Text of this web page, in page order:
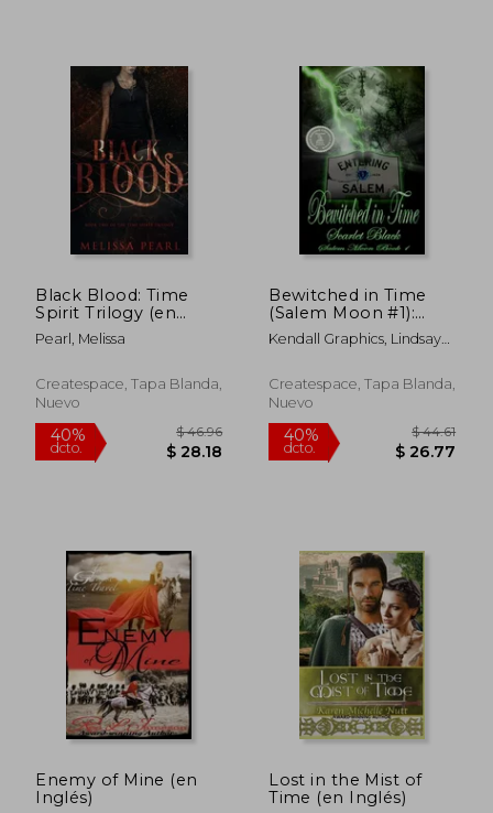
40%
dcto.
40%
dcto.
45%
dcto. $ 50.23
45%
dcto.
Black Blood: Time
Spirit Trilogy (en
Inglés)
Pearl, Melissa
Createspace, Tapa Blanda,
Nuevo
Bewitched in Time
(Salem Moon #1):
New Adult Time-
Travel Romance (en
Kendall Graphics, Lindsay
Createspace, Tapa Blanda,
Nuevo
Enemy of Mine (en
Inglés)
Lost in the Mist of
Time (en Inglés)